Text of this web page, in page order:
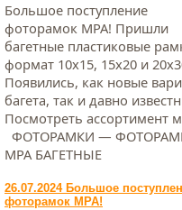
Большое поступление
фоторамок МРА! Пришли
багетные пластиковые
формат 10х15, 15х20 и
Появились, как новые
багета, так и давно
Посмотреть ассортимент
ФОТОРАМКИ —
МРА БАГЕТНЫЕ
26.07.2024 Большое
фоторамок МРА!